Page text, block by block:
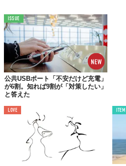
#4
ISSUE
公共USBポート「不安だけど充電」
が6割。知れば9割が「対策したい」
と答えた
LOVE ITEM